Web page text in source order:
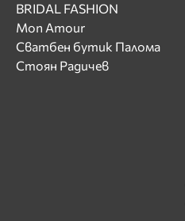
BRIDAL FASHION
Mon Amour
Сватбен бутик Палома
Стоян Радичев